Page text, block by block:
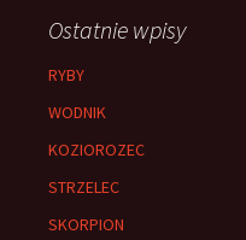
Ostatnie wpisy
RYBY
WODNIK
KOZIOROZEC
STRZELEC
SKORPION